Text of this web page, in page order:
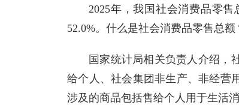
2025年，我国社会消费品零
52.0%。什么是社会消费品零售总
国家统计局相关负责人介绍，
给个人、社会集团非生产、非经营
涉及的商品包括售给个人用于生活